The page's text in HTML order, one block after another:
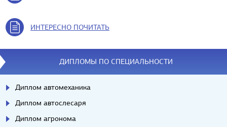
ИНТЕРЕСНО ПОЧИТАТЬ
ДИПЛОМЫ ПО СПЕЦИАЛЬНОСТИ
Диплом автомеханика
Диплом автослесаря
Диплом агронома